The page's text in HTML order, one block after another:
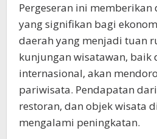
Pergeseran ini
yang signifikan bagi
daerah yang menjadi tuan
kunjungan wisatawan, baik
internasional, akan
pariwisata. Pendapatan
restoran, dan objek wisata
mengalami peningkatan.